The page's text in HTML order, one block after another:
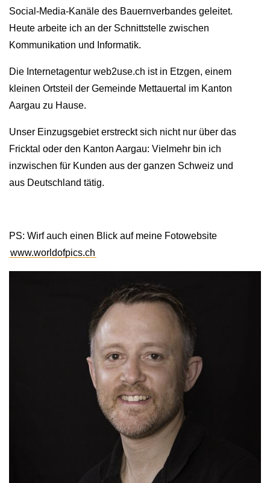
Social-Media-Kanäle des Bauernverbandes geleitet.
Heute arbeite ich an der Schnittstelle zwischen
Kommunikation und Informatik.
Die Internetagentur web2use.ch ist in Etzgen, einem
kleinen Ortsteil der Gemeinde Mettauertal im Kanton
Aargau zu Hause.
Unser Einzugsgebiet erstreckt sich nicht nur über das
Fricktal oder den Kanton Aargau: Vielmehr bin ich
inzwischen für Kunden aus der ganzen Schweiz und
aus Deutschland tätig.
PS: Wirf auch einen Blick auf meine Fotowebsite
www.worldofpics.ch